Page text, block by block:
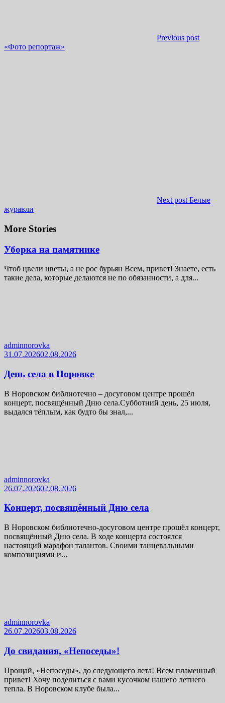
Previous post
«Фото репортаж»
Next post Белые
журавли
More Stories
Уборка на памятнике
Чтоб цвели цветы, а не рос бурьян Всем, привет! Знаете, есть
такие дела, которые делаются не по обязанности, а для...
adminnorovka
31.07.202602.08.2026
День села в Норовке
В Норовском библиотечно – досуговом центре прошёл
концерт, посвящённый Дню села.Субботний день, 25 июля,
выдался тёплым, как будто бы знал,...
adminnorovka
26.07.202602.08.2026
Концерт, посвящённый Дню села
В Норовском библиотечно-досуговом центре прошёл концерт,
посвящённый Дню села. В ходе концерта состоялся
настоящий марафон талантов. Своими танцевальными
композициями и...
adminnorovka
26.07.202603.08.2026
До свидания, «Непоседы»!
Прощай, «Непоседы», до следующего лета! Всем пламенный
привет! Хочу поделиться с вами кусочком нашего летнего
тепла. В Норовском клубе была...